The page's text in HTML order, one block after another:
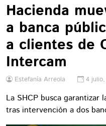
Hacienda
a banca
a clientes de
Intercam
Estefanía Arreola 4
La SHCP busca garantizar
tras intervención a dos